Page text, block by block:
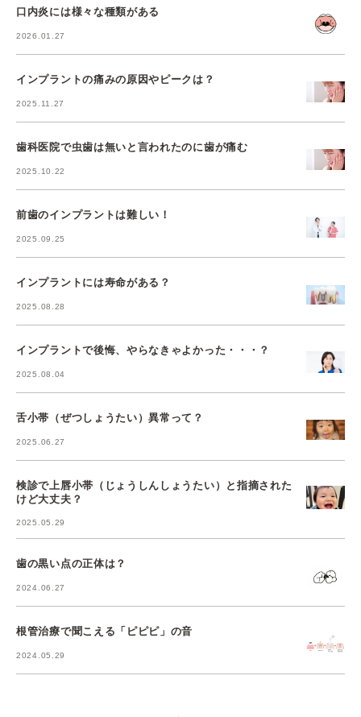
口内炎には様々な種類がある
2026.01.27
インプラントの痛みの原因やピークは？
2025.11.27
歯科医院で虫歯は無いと言われたのに歯が痛む
2025.10.22
前歯のインプラントは難しい！
2025.09.25
インプラントには寿命がある？
2025.08.28
インプラントで後悔、やらなきゃよかった・・・？
2025.08.04
舌小帯（ぜつしょうたい）異常って？
2025.06.27
検診で上唇小帯（じょうしんしょうたい）と指摘された
けど大丈夫？
2025.05.29
歯の黒い点の正体は？
2024.06.27
根管治療で聞こえる「ピピピ」の音
2024.05.29